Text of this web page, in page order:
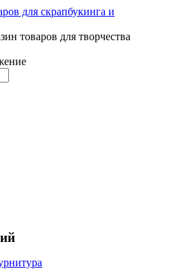
товаров для творчества